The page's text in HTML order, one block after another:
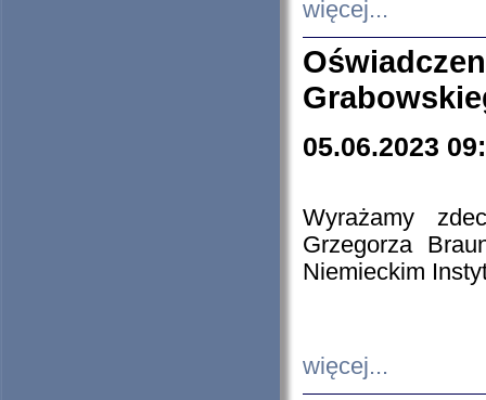
więcej...
05.06.2023
Wyrażamy
Grzegorza
Niemieckim
więcej...